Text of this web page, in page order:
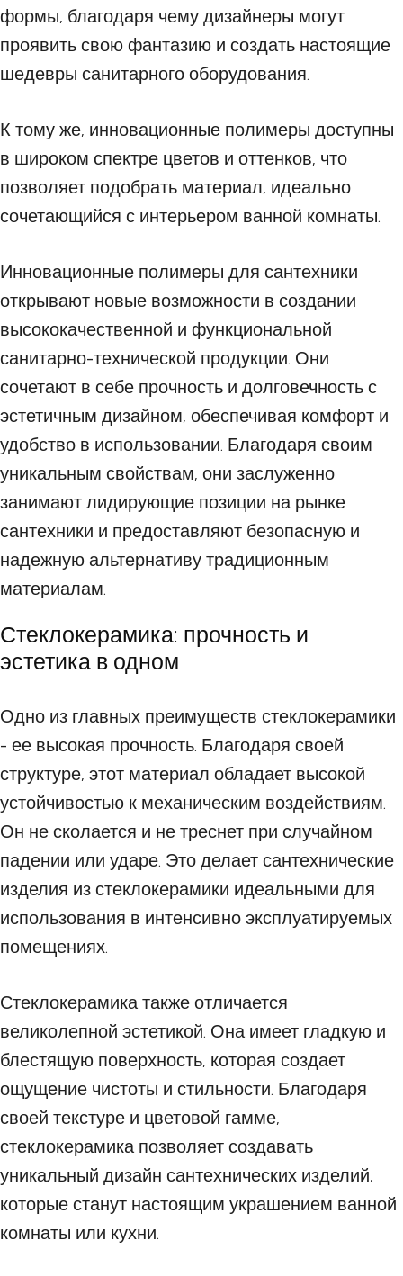
формы, благодаря чему дизайнеры могут
проявить свою фантазию и создать настоящие
шедевры санитарного оборудования.
К тому же, инновационные полимеры доступны
в широком спектре цветов и оттенков, что
позволяет подобрать материал, идеально
сочетающийся с интерьером ванной комнаты.
Инновационные полимеры для сантехники
открывают новые возможности в создании
высококачественной и функциональной
санитарно-технической продукции. Они
сочетают в себе прочность и долговечность с
эстетичным дизайном, обеспечивая комфорт и
удобство в использовании. Благодаря своим
уникальным свойствам, они заслуженно
занимают лидирующие позиции на рынке
сантехники и предоставляют безопасную и
надежную альтернативу традиционным
материалам.
Стеклокерамика: прочность и
эстетика в одном
Одно из главных преимуществ стеклокерамики
- ее высокая прочность. Благодаря своей
структуре, этот материал обладает высокой
устойчивостью к механическим воздействиям.
Он не сколается и не треснет при случайном
падении или ударе. Это делает сантехнические
изделия из стеклокерамики идеальными для
использования в интенсивно эксплуатируемых
помещениях.
Стеклокерамика также отличается
великолепной эстетикой. Она имеет гладкую и
блестящую поверхность, которая создает
ощущение чистоты и стильности. Благодаря
своей текстуре и цветовой гамме,
стеклокерамика позволяет создавать
уникальный дизайн сантехнических изделий,
которые станут настоящим украшением ванной
комнаты или кухни.